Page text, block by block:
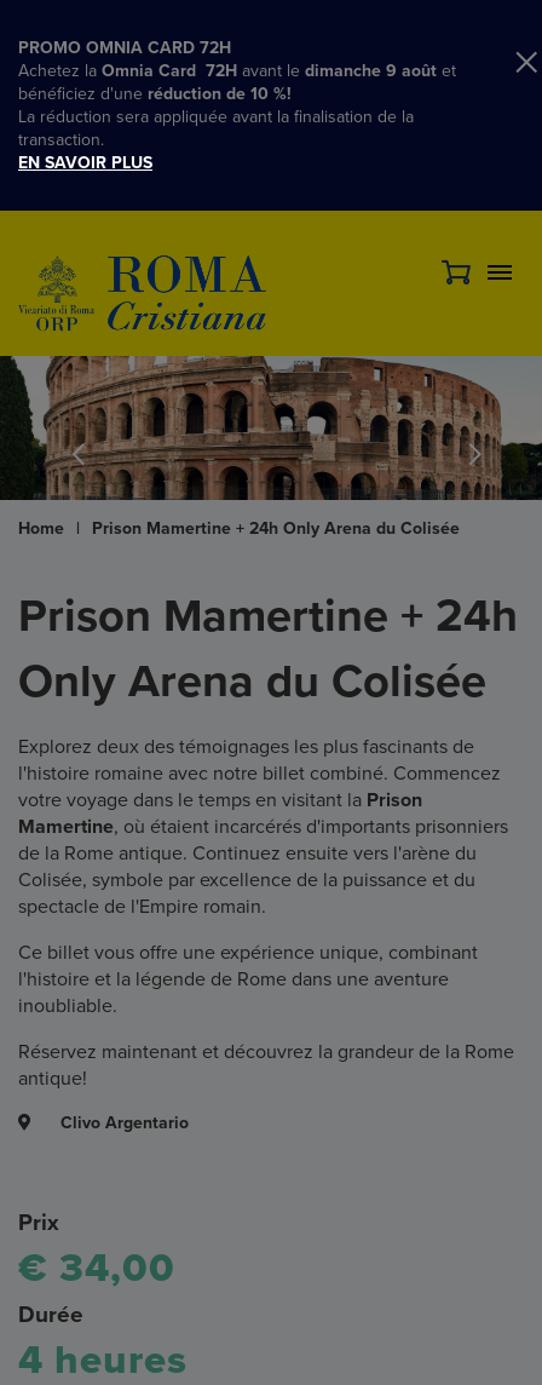
PROMO OMNIA CARD 72H
Achetez la Omnia Card 72H avant le dimanche 9 août et
bénéficiez d'une réduction de 10 %!
La réduction sera appliquée avant la finalisation de la
transaction.
EN SAVOIR PLUS
Home | Prison Mamertine + 24h Only Arena du Colisée
Prison Mamertine + 24h
Only Arena du Colisée
Explorez deux des témoignages les plus fascinants de
l'histoire romaine avec notre billet combiné. Commencez
votre voyage dans le temps en visitant la Prison
Mamertine, où étaient incarcérés d'importants prisonniers
de la Rome antique. Continuez ensuite vers l'arène du
Colisée, symbole par excellence de la puissance et du
spectacle de l'Empire romain.
Ce billet vous offre une expérience unique, combinant
l'histoire et la légende de Rome dans une aventure
inoubliable.
Réservez maintenant et découvrez la grandeur de la Rome
antique!
Clivo Argentario
Prix
€ 34,00
Durée
4 heures